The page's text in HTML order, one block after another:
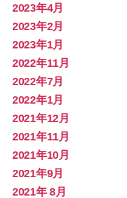
2023年4月
2023年2月
2023年1月
2022年11月
2022年7月
2022年1月
2021年12月
2021年11月
2021年10月
2021年9月
2021年 8月